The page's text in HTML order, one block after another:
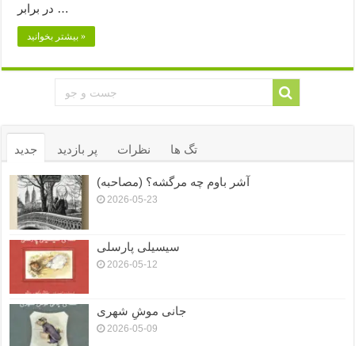
در برابر …
بیشتر بخوانید »
جدید پر بازدید نظرات تگ ها
آشر باوم چه مرگشه؟ (مصاحبه)
2026-05-23
سیسیلی پارسلی
2026-05-12
جانی موشِ شهری
2026-05-09